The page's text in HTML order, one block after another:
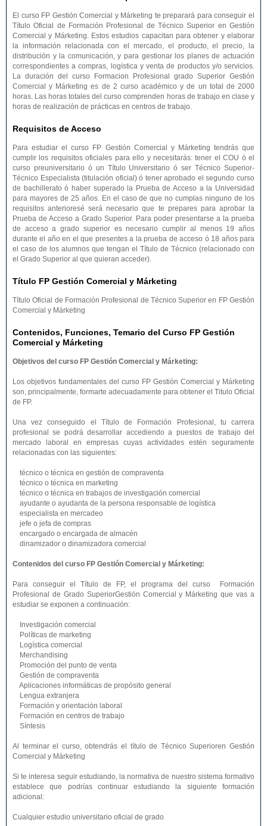
El curso FP Gestión Comercial y Márketing te preparará para conseguir el
Título Oficial de Formación Profesional de Técnico Superior en Gestión
Comercial y Márketing. Estos estudios capacitan para obtener y elaborar
la información relacionada con el mercado, el producto, el precio, la
distribución y la comunicación, y para gestionar los planes de actuación
correspondientes a compras, logística y venta de productos y/o servicios.
La duración del curso Formacion Profesional grado Superior Gestión
Comercial y Márketing es de 2 curso académico y de un total de 2000
horas. Las horas totales del curso comprenden horas de trabajo en clase y
horas de realización de prácticas en centros de trabajo.
Requisitos de Acceso
Para estudiar el curso FP Gestión Comercial y Márketing tendrás que
cumplir los requisitos oficiales para ello y necesitarás: tener el COU ó el
curso preuniversitario ó un Título Universitario ó ser Técnico Superior-
Técnico Especialista (titulación oficial) ó tener aprobado el segundo curso
de bachillerato ó haber superado la Prueba de Acceso a la Universidad
para mayores de 25 años. En el caso de que no cumplas ninguno de los
requisitos anterioresé será necesario que te prepares para aprobar la
Prueba de Acceso a Grado Superior. Para poder presentarse a la prueba
de acceso a grado superior es necesario cumplir al menos 19 años
durante el año en el que presentes a la prueba de acceso ó 18 años para
el caso de los alumnos que tengan el Título de Técnico (relacionado con
el Grado Superior al que quieran acceder).
Título FP Gestión Comercial y Márketing
Título Oficial de Formación Profesional de Técnico Superior en FP Gestión
Comercial y Márketing
Contenidos, Funciones, Temario del Curso FP Gestión
Comercial y Márketing
Objetivos del curso FP Gestión Comercial y Márketing:
Los objetivos fundamentales del curso FP Gestión Comercial y Márketing
son, principalmente, formarte adecuadamente para obtener el Titulo Oficial
de FP.
Una vez conseguido el Título de Formación Profesional, tu carrera
profesional se podrá desarrollar accediendo a puestos de trabajo del
mercado laboral en empresas cuyas actividades estén seguramente
relacionadas con las siguientes:
técnico o técnica en gestión de compraventa
técnico o técnica en marketing
técnico o técnica en trabajos de investigación comercial
ayudante o ayudanta de la persona responsable de logística
especialista en mercadeo
jefe o jefa de compras
encargado o encargada de almacén
dinamizador o dinamizadora comercial
Contenidos del curso FP Gestión Comercial y Márketing:
Para conseguir el Título de FP, el programa del curso Formación
Profesional de Grado SuperiorGestión Comercial y Márketing que vas a
estudiar se exponen a continuación:
Investigación comercial
Políticas de marketing
Logística comercial
Merchandising
Promoción del punto de venta
Gestión de compraventa
Aplicaciones informáticas de propósito general
Lengua extranjera
Formación y orientación laboral
Formación en centros de trabajo
Síntesis
Al terminar el curso, obtendrás el título de Técnico Superioren Gestión
Comercial y Márketing
Si te interesa seguir estudiando, la normativa de nuestro sistema formativo
establece que podrías continuar estudiando la siguiente formación
adicional:
Cualquier estudio universitario oficial de grado